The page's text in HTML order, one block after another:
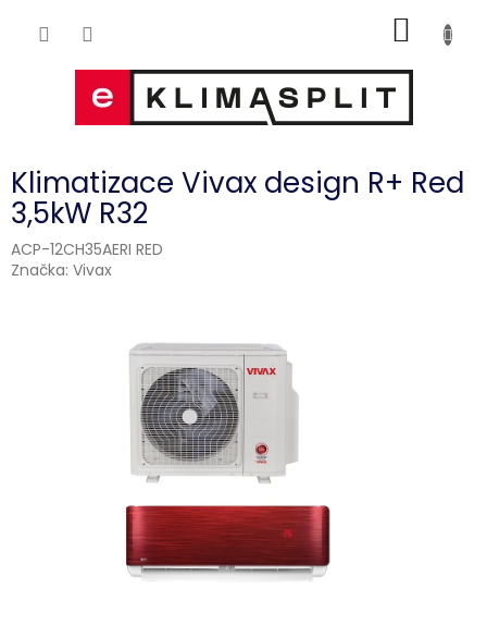
KOŠÍK
Klimatizace Vivax design R+ Red
3,5kW R32
ACP-12CH35AERI RED
Značka: Vivax